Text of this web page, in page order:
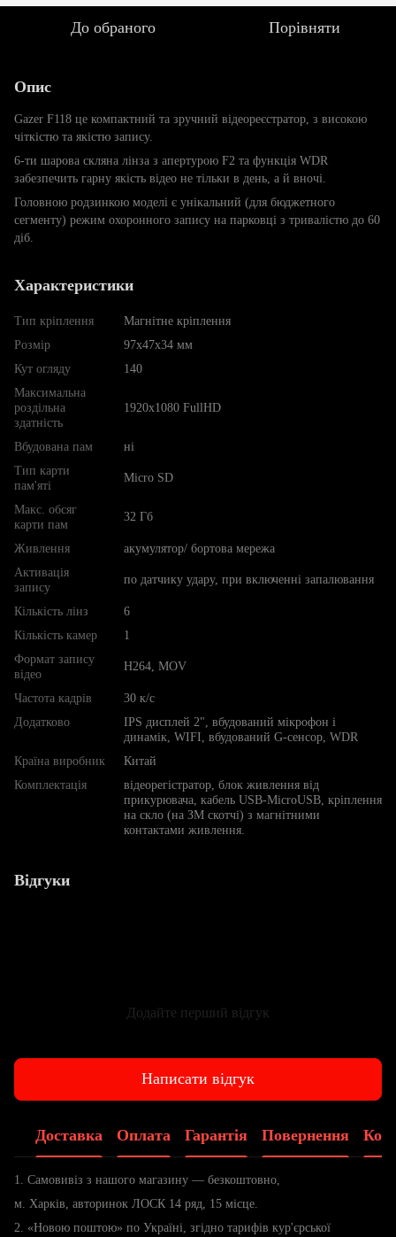
До обраного Порівняти
Опис
Gazer F118 це компактний та зручний відеореєстратор, з високою
чіткістю та якістю запису.
6-ти шарова скляна лінза з апертурою F2 та функція WDR
забезпечить гарну якість відео не тільки в день, а й вночі.
Головною родзинкою моделі є унікальний (для бюджетного
сегменту) режим охоронного запису на парковці з тривалістю до 60
діб.
Характеристики
Тип кріплення
Магнітне кріплення
Розмір
97х47х34 мм
Кут огляду
140
Максимальна
роздільна
здатність
1920x1080 FullHD
Вбудована пам
ні
Тип карти
пам'яті
Micro SD
Макс. обсяг
карти пам
32 Гб
Живлення
акумулятор/ бортова мережа
Активація
запису
по датчику удару, при включенні запалювання
Кількість лінз
6
Кількість камер
1
Формат запису
відео
H264, MOV
Частота кадрів
30 к/с
Додатково
IPS дисплей 2", вбудований мікрофон і
динамік, WIFI, вбудований G-сенсор, WDR
Країна виробник
Китай
Комплектація
відеорегістратор, блок живлення від
прикурювача, кабель USB-MicroUSB, кріплення
на скло (на ЗМ скотчі) з магнітними
контактами живлення.
Відгуки
Додайте перший відгук
Написати відгук
Доставка Оплата Гарантія Повернення
1. Самовивіз з нашого магазину — безкоштовно,
м. Харків, авторинок ЛОСК 14 ряд, 15 місце.
2. «Новою поштою» по Україні, згідно тарифів кур'єрської